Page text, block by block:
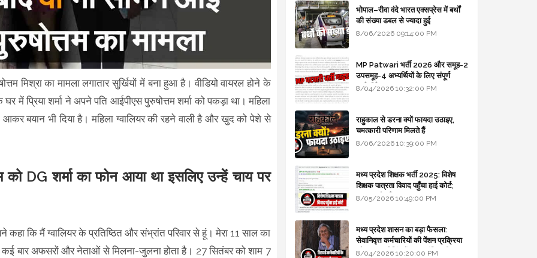
मिश्रा का मामला लगातार सुर्खियों में बना हुआ है। वीडियो वायरल होने के
में प्रिया शर्मा ने अपने पति आईपीएस पुरुषोत्तम शर्मा को पकड़ा था। महिला
बयान भी दिया है। महिला ग्वालियर की रहने वाली है और खुद को पेशे से
को DG शर्मा का फोन आया था इसलिए उन्हें चाय पर
कि मैं ग्वालियर के प्रतिष्ठित और संभ्रांत परिवार से हूं। मेरा 11 साल का
कई बार अफसरों और नेताओं से मिलना-जुलना होता है। 27 सितंबर को शाम 7
भोपाल–रीवा वंदे भारत एक्सप्रेस में बर्थों
की संख्या डबल से ज्यादा हुई
8/06/2026 09:14:00 PM
MP Patwari भर्ती 2026 और समूह-2
उपसमूह-4 अभ्यर्थियों के लिए संपूर्ण
मार्गदर्शिका
8/04/2026 10:32:00 PM
राहुकाल से डरना क्यों फायदा उठाइए,
चमत्कारी परिणाम मिलते हैं
8/06/2026 10:39:00 PM
मध्य प्रदेश शिक्षक भर्ती 2025: विशेष
शिक्षक पात्रता विवाद पहुँचा हाई कोर्ट;
सरकार से माँगा जवाब
8/05/2026 10:49:00 PM
मध्य प्रदेश शासन का बड़ा फैसला:
सेवानिवृत्त कर्मचारियों की पेंशन प्रक्रिया
और बजट कोडिंग में हुए क्रांतिकारी
8/04/2026 10:20:00 PM